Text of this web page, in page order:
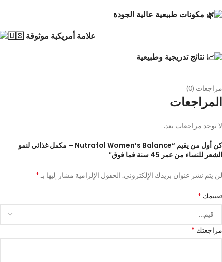
مكونات طبيعية عالية الجودة
علامة أمريكية موثوقة
نتائج تدريجية وطبيعية
مراجعات (0)
المراجعات
لا توجد مراجعات بعد.
كن أول من يقيم “Nutrafol Women’s Balance – مكمل غذائي لنمو
الشعر للنساء من عمر 45 سنة فما فوق”
لن يتم نشر عنوان بريدك الإلكتروني. الحقول الإلزامية مشار إليها بـ *
تقييمك *
مراجعتك *